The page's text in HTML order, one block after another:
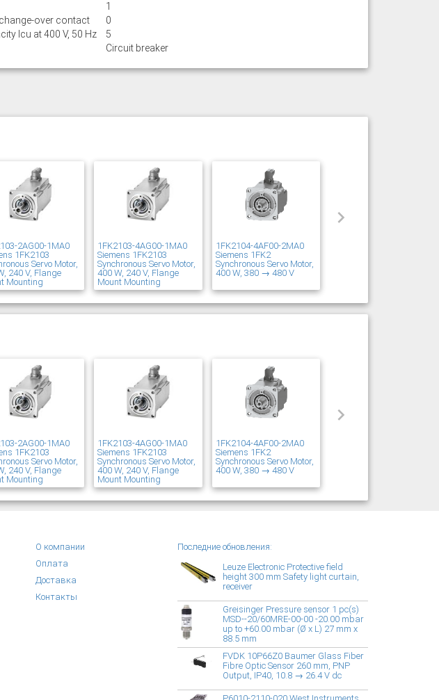
1
over contact
0
lcu at 400 V, 50 Hz
5
Circuit breaker
2AG00-1MA0
1FK2103
Servo Motor,
240 V, Flange
Mounting
1FK2103-4AG00-1MA0
Siemens 1FK2103
Synchronous Servo Motor,
400 W, 240 V, Flange
Mount Mounting
1FK2104-4AF00-2MA0
Siemens 1FK2
Synchronous Servo Motor,
400 W, 380 → 480 V
2AG00-1MA0
1FK2103
Servo Motor,
240 V, Flange
Mounting
1FK2103-4AG00-1MA0
Siemens 1FK2103
Synchronous Servo Motor,
400 W, 240 V, Flange
Mount Mounting
1FK2104-4AF00-2MA0
Siemens 1FK2
Synchronous Servo Motor,
400 W, 380 → 480 V
О компании
Оплата
Доставка
Контакты
Последние обновления:
Leuze Electronic Protective field
height 300 mm Safety light curtain,
receiver
Greisinger Pressure sensor 1 pc(s)
MSD--20/60MRE-00-00 -20.00 mbar
up to +60.00 mbar (Ø x L) 27 mm x
88.5 mm
FVDK 10P66Z0 Baumer Glass Fiber
Fibre Optic Sensor 260 mm, PNP
Output, IP40, 10.8 → 26.4 V dc